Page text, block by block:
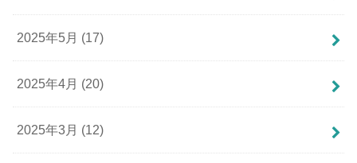
2025年5月 (17)
2025年4月 (20)
2025年3月 (12)